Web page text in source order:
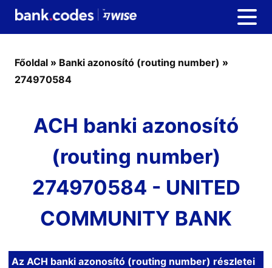
Főoldal » Banki azonosító (routing number) »
274970584
ACH banki azonosító
(routing number)
274970584 - UNITED
COMMUNITY BANK
Az ACH banki azonosító (routing number) részletei